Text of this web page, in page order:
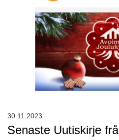
Senaste Uutiskirje
30.11.2023